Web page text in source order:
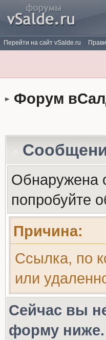
Перейти на сайт vSalde.ru
Форум
Обнаружена
попробуйте
Причина:
Ссылка, по
или
Сейчас вы
форму ниже.